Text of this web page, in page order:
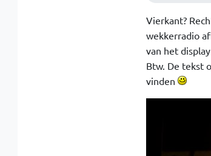
Vierkant?
wekkerradio
van het
Btw. De tekst
vinden